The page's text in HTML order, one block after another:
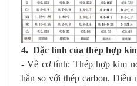
4. Đặc tính của thép hợp
- Về cơ tính: Thép hợp kim
hẳn so với thép carbon. Điều